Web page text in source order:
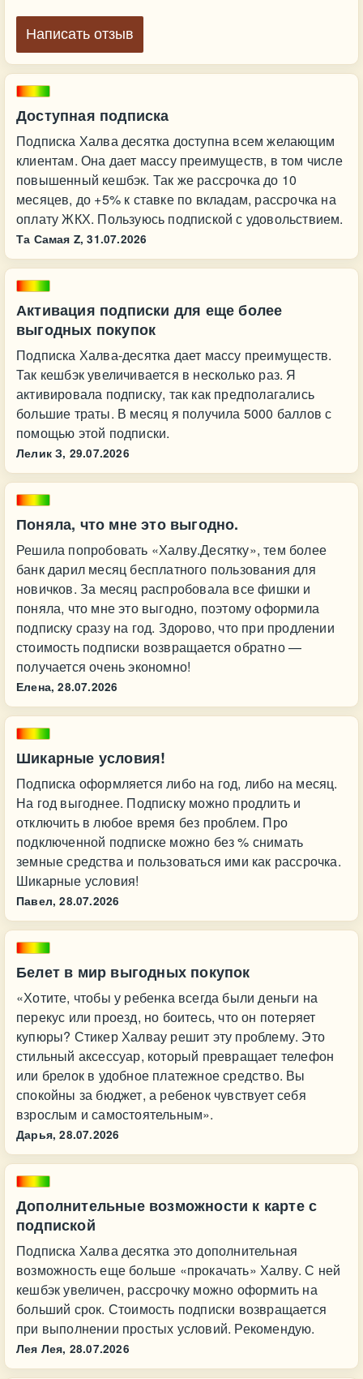
Доступная подписка
Подписка Халва десятка доступна всем желающим
клиентам. Она дает массу преимуществ, в том числе
повышенный кешбэк. Так же рассрочка до 10
месяцев, до +5% к ставке по вкладам, рассрочка на
оплату ЖКХ. Пользуюсь подпиской с удовольствием.
Та Самая Z, 31.07.2026
Активация подписки для еще более
выгодных покупок
Подписка Халва-десятка дает массу преимуществ.
Так кешбэк увеличивается в несколько раз. Я
активировала подписку, так как предполагались
большие траты. В месяц я получила 5000 баллов с
помощью этой подписки.
Лелик З, 29.07.2026
Поняла, что мне это выгодно.
Решила попробовать «Халву.Десятку», тем более
банк дарил месяц бесплатного пользования для
новичков. За месяц распробовала все фишки и
поняла, что мне это выгодно, поэтому оформила
подписку сразу на год. Здорово, что при продлении
стоимость подписки возвращается обратно —
получается очень экономно!
Елена, 28.07.2026
Шикарные условия!
Подписка оформляется либо на год, либо на месяц.
На год выгоднее. Подписку можно продлить и
отключить в любое время без проблем. Про
подключенной подписке можно без % снимать
земные средства и пользоваться ими как рассрочка.
Шикарные условия!
Павел, 28.07.2026
Белет в мир выгодных покупок
«Хотите, чтобы у ребенка всегда были деньги на
перекус или проезд, но боитесь, что он потеряет
купюры? Стикер Халвау решит эту проблему. Это
стильный аксессуар, который превращает телефон
или брелок в удобное платежное средство. Вы
спокойны за бюджет, а ребенок чувствует себя
взрослым и самостоятельным».
Дарья, 28.07.2026
Дополнительные возможности к карте с
подпиской
Подписка Халва десятка это дополнительная
возможность еще больше «прокачать» Халву. С ней
кешбэк увеличен, рассрочку можно оформить на
больший срок. Стоимость подписки возвращается
при выполнении простых условий. Рекомендую.
Лея Лея, 28.07.2026
Написать отзыв